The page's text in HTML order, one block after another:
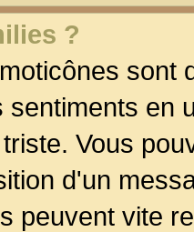
?
sont
en
Vous
d'un
peuvent vite